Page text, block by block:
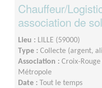
Chauffeur/
association de
Lieu : LILLE (59000)
Type : Collecte (argent,
Association : Croix-
Métropole
Date : Tout le temps